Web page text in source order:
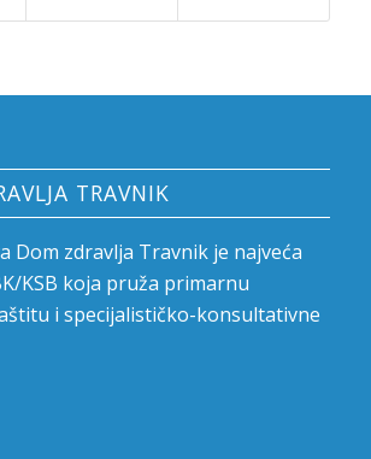
TRAVNIK
Dom zdravlja Travnik je najveća
KSB koja pruža primarnu
i specijalističko-konsultativne